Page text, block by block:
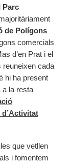
Parc
de Polígons
comercials
d’en Prat i el
reuneixen cada
hi ha present
a la resta
que vetllen
i fomentem